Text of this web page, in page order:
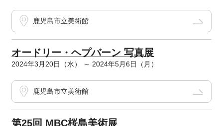
鹿児島市立美術館
オードリー・ヘプバーン 写真展
2024年3月20日（水） ～ 2024年5月6日（月）
鹿児島市立美術館
第25回 MBC桜島美術展